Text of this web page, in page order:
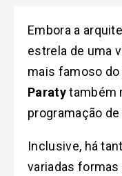
Embora a
estrela de uma
mais famoso do
Paratytambém
programação
Inclusive, há
variadas